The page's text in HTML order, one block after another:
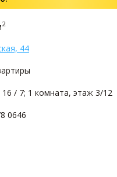
2
44
/ 7; 1 комната, этаж 3/12
0646